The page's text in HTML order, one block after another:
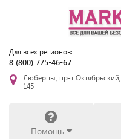
Для всех регионов:
8 (800) 775-46-67
Люберцы, пр-т Октябрьский,
145
Помощь